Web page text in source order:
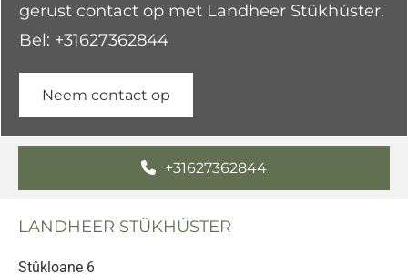
gerust contact op met Landheer Stûkhúster.
Bel: +31627362844
Neem contact op
+31627362844
LANDHEER STÛKHÚSTER
Stûkloane 6